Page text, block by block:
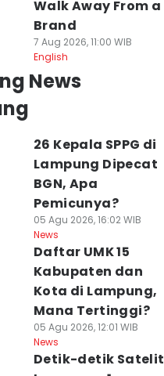
Walk Away From a
Brand
7 Aug 2026, 11:00 WIB
English
News
26 Kepala SPPG di
Lampung Dipecat
BGN, Apa
Pemicunya?
05 Agu 2026, 16:02 WIB
News
Daftar UMK 15
Kabupaten dan
Kota di Lampung,
Mana Tertinggi?
05 Agu 2026, 12:01 WIB
News
Detik-detik Satelit